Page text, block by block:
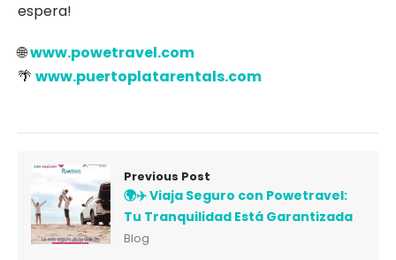
espera!
🌐www.powetravel.com
🌴 www.puertoplatarentals.com
Previous Post
🌍✈️ Viaja Seguro con Powetravel:
Tu Tranquilidad Está Garantizada
Blog